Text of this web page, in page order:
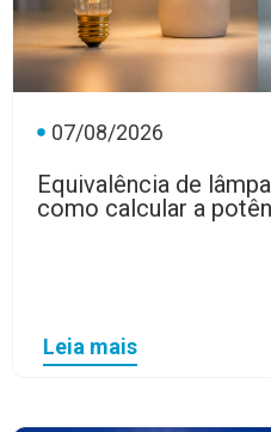
07/08/2026
Equivalência de
como calcular a
Leia mais